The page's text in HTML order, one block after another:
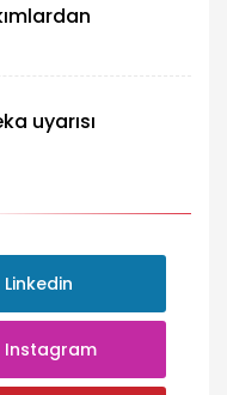
uyarısı
Linkedin
Instagram